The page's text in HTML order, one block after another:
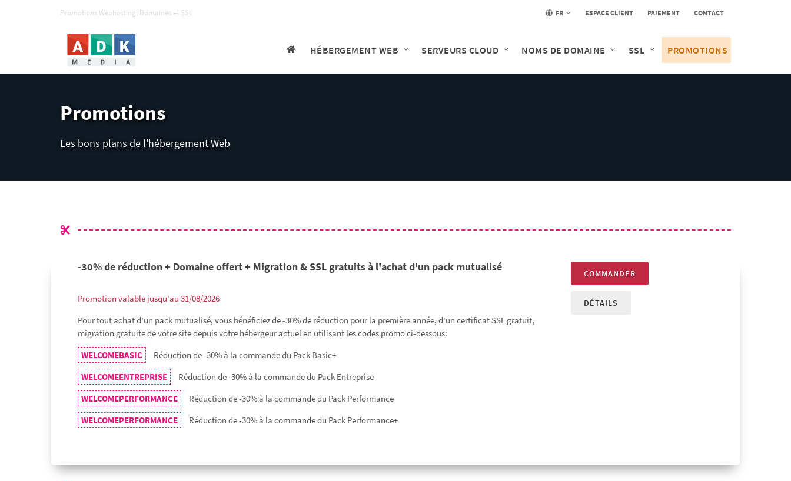
Promotions Webhosting, Domaines et SSL FR ESPACE CLIENT PAIEMENT CONTACT
HÉBERGEMENT WEB SERVEURS CLOUD NOMS DE DOMAINE SSL PROMOTIONS
Promotions
Les bons plans de l'hébergement Web
-30% de réduction + Domaine offert + Migration & SSL gratuits à l'achat d'un pack mutualisé
Promotion valable jusqu'au 31/08/2026
Pour tout achat d'un pack mutualisé, vous bénéficiez de -30% de réduction pour la première année, d'un certificat SSL gratuit,
migration gratuite de votre site depuis votre hébergeur actuel en utilisant les codes promo ci-dessous:
WELCOMEBASIC
Réduction de -30% à la commande du Pack Basic+
WELCOMEENTREPRISE
Réduction de -30% à la commande du Pack Entreprise
WELCOMEPERFORMANCE
Réduction de -30% à la commande du Pack Performance
WELCOMEPERFORMANCE
Réduction de -30% à la commande du Pack Performance+
COMMANDER
DÉTAILS